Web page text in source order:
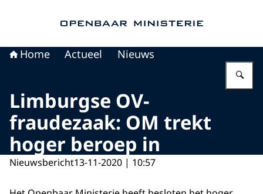
Home Actueel Nieuws
Limburgse OV-
fraudezaak: OM trekt
hoger beroep in
Nieuwsbericht13-11-2020 | 10:57